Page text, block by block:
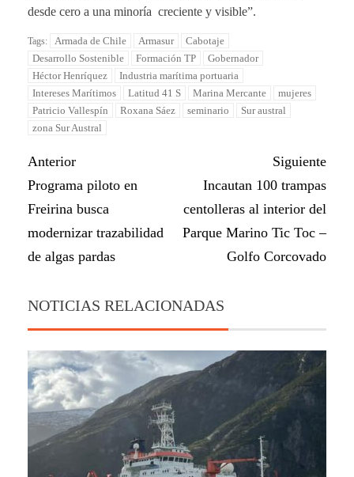
desde cero a una minoría creciente y visible”.
Tags: Armada de Chile Armasur
Cabotaje
Desarrollo Sostenible
Formación TP
Gobernador
Héctor Henríquez
Industria marítima portuaria
Intereses Marítimos
Latitud 41 S Marina Mercante
mujeres
Patricio Vallespín
Roxana Sáez seminario
Sur austral
zona Sur Austral
Anterior
Programa piloto en
Freirina busca
modernizar trazabilidad
de algas pardas
Siguiente
Incautan 100 trampas
centolleras al interior del
Parque Marino Tic Toc –
Golfo Corcovado
NOTICIAS RELACIONADAS